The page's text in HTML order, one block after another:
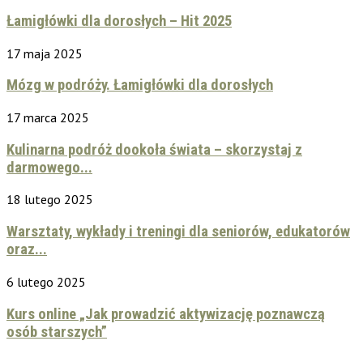
Łamigłówki dla dorosłych – Hit 2025
17 maja 2025
Mózg w podróży. Łamigłówki dla dorosłych
17 marca 2025
Kulinarna podróż dookoła świata – skorzystaj z
darmowego...
18 lutego 2025
Warsztaty, wykłady i treningi dla seniorów, edukatorów
oraz...
6 lutego 2025
Kurs online „Jak prowadzić aktywizację poznawczą
osób starszych”